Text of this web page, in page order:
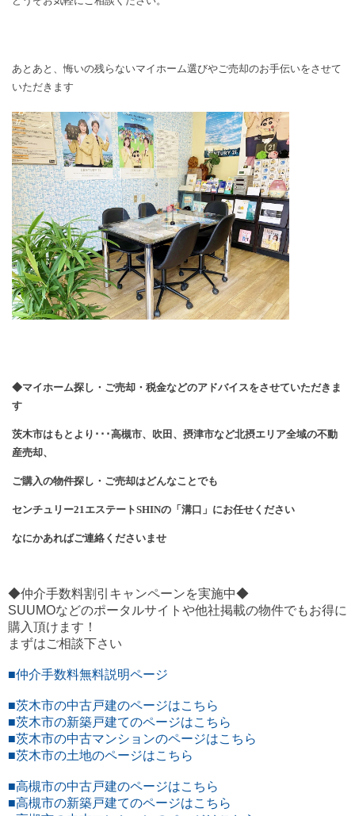
あとあと、悔いの残らないマイホーム選びやご売却のお手伝いをさせて
いただきます
◆マイホーム探し・ご売却・税金などのアドバイスをさせていただきま
す
茨木市はもとより･･･高槻市、吹田、摂津市など北摂エリア全域の不動
産売却、
ご購入の物件探し・ご売却はどんなことでも
センチュリー21エステートSHINの「溝口」にお任せください
なにかあればご連絡くださいませ
◆仲介手数料割引キャンペーンを実施中◆
SUUMOなどのポータルサイトや他社掲載の物件でもお得に
購入頂けます！
まずはご相談下さい
■仲介手数料無料説明ページ
■茨木市の中古戸建のページはこちら
■茨木市の新築戸建てのページはこちら
■茨木市の中古マンションのページはこちら
■茨木市の土地のページはこちら
■高槻市の中古戸建のページはこちら
■高槻市の新築戸建てのページはこちら